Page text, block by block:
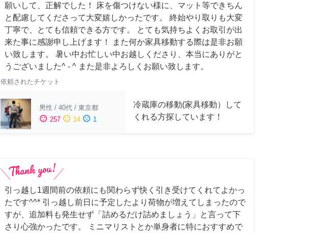
願いして、正解でした！ 床を傷つけない様に、マット等できちん
と配慮してくださって大変嬉しかったです。 終始やり取りも大変
丁寧で、とても信頼できる方です。 とても気持ちよくお取引が出
来た事に感謝申し上げます！ また何か家具移動する際は是非お願
い致します。 暑い中お忙しい中お越しくださり、本当にありがと
うございました^ - ^ また是非よろしくお願い致します。
依頼されたチケット
男性 / 40代 / 東京都
sentiment_satisfied 257 sentiment_neutral 14 sentiment_dissatisfied 1
冷蔵庫の移動(家具移動）して
くれる方探しています！
引っ越し1週間前の依頼にも関わらず快く引き受けてくれてよかっ
たです^^* 引っ越し前日に予定したより荷物が増えてしまったので
すが、追加料も発生せず「詰めるだけ詰めましょう」と言って下
さり心強かったです。 ミニマリストとか単身者に特におすすめで